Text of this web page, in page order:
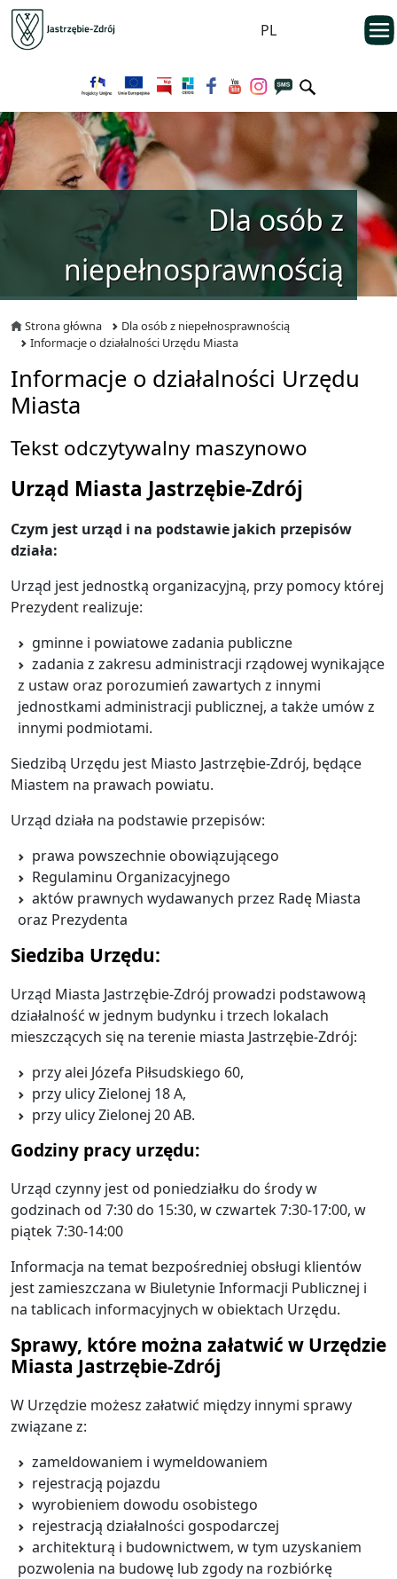
Przejdź do menu głównego
Przejdź do treści
PL
Dla osób z
niepełnosprawnością
Strona główna
Dla osób z niepełnosprawnością
Informacje o działalności Urzędu Miasta
Informacje o działalności Urzędu
Miasta
Tekst odczytywalny maszynowo
Urząd Miasta Jastrzębie-Zdrój
Czym jest urząd i na podstawie jakich przepisów
działa:
Urząd jest jednostką organizacyjną, przy pomocy której
Prezydent realizuje:
gminne i powiatowe zadania publiczne
zadania z zakresu administracji rządowej wynikające
z ustaw oraz porozumień zawartych z innymi
jednostkami administracji publicznej, a także umów z
innymi podmiotami.
Siedzibą Urzędu jest Miasto Jastrzębie-Zdrój, będące
Miastem na prawach powiatu.
Urząd działa na podstawie przepisów:
prawa powszechnie obowiązującego
Regulaminu Organizacyjnego
aktów prawnych wydawanych przez Radę Miasta
oraz Prezydenta
Siedziba Urzędu:
Urząd Miasta Jastrzębie-Zdrój prowadzi podstawową
działalność w jednym budynku i trzech lokalach
mieszczących się na terenie miasta Jastrzębie-Zdrój:
przy alei Józefa Piłsudskiego 60,
przy ulicy Zielonej 18 A,
przy ulicy Zielonej 20 AB.
Godziny pracy urzędu:
Urząd czynny jest od poniedziałku do środy w
godzinach od 7:30 do 15:30, w czwartek 7:30-17:00, w
piątek 7:30-14:00
Informacja na temat bezpośredniej obsługi klientów
jest zamieszczana w Biuletynie Informacji Publicznej i
na tablicach informacyjnych w obiektach Urzędu.
Sprawy, które można załatwić w Urzędzie
Miasta Jastrzębie-Zdrój
W Urzędzie możesz załatwić między innymi sprawy
związane z:
zameldowaniem i wymeldowaniem
rejestracją pojazdu
wyrobieniem dowodu osobistego
rejestracją działalności gospodarczej
architekturą i budownictwem, w tym uzyskaniem
pozwolenia na budowę lub zgody na rozbiórkę